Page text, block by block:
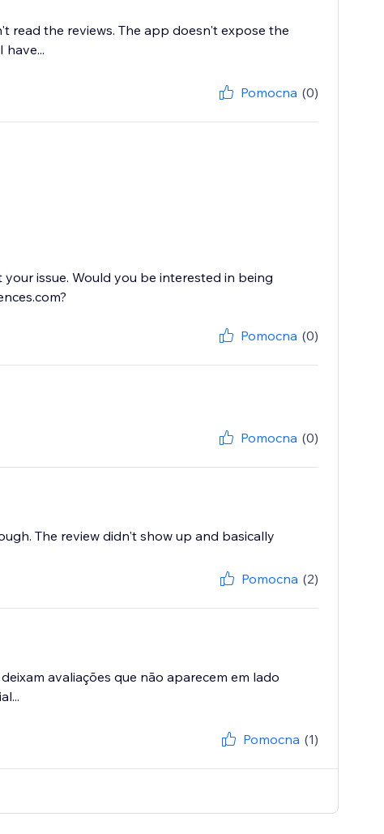
read the reviews. The app doesn't expose the
Pomocna (0)
issue. Would you be interested in being
Pomocna (0)
Pomocna (0)
The review didn't show up and basically
Pomocna (2)
avaliações que não aparecem em lado
Pomocna (1)